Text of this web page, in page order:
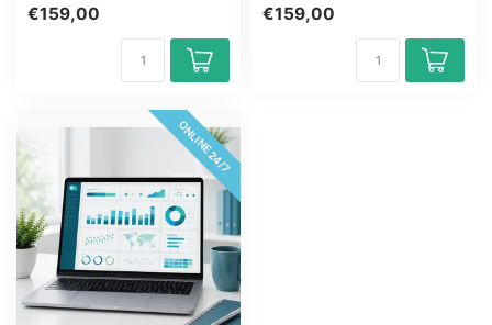
€159,00
cursus In...
€159,00
ONLINE 24/7